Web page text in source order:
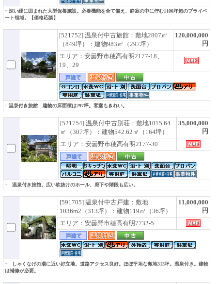
↑ 深い緑に囲まれた大型保養施設。必要機能を全て備え、静寂の中に佇む1100坪超のプライベ
ート領域。【価格応談】
[521752] 温泉付中古旅館：敷地2807㎡
（849坪）：建物983㎡（297坪）
120,000,000
円
エリア：安曇野市穂高有明2177-18、
19、29
↑ 温泉付き旅館 建物の床面積は297坪。客室もきれい。
[521754] 温泉付中古別荘：敷地1015.64
㎡（307坪）：建物542.62㎡（164坪）
35,000,000
円
エリア：安曇野市穂高有明2177-30
↑ 温泉付き旅館。広い吹抜けのホール、廊下や階段も広い。
[591705] 温泉付中古戸建：敷地
1036m2（313坪）：建物119㎡（36坪）
11,000,000
円
エリア：安曇野市穂高有明7732-5
↑ しゃくなげの湯に近い好立地。道路アクセス良好。ほぼ平坦な敷地313坪。温泉付き。建物
は補修が必要。